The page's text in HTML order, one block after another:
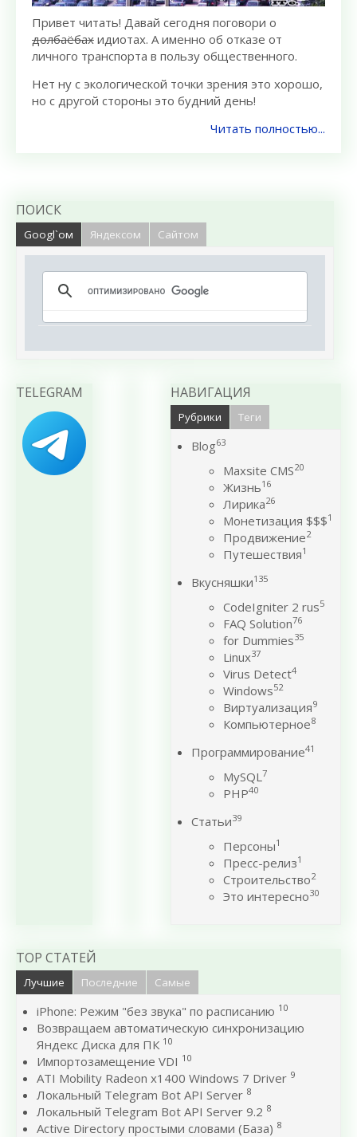
Привет читать! Давай сегодня поговори о
долбаёбах идиотах. А именно об отказе от
личного транспорта в пользу общественного.
Нет ну с экологической точки зрения это хорошо,
но с другой стороны это будний день!
Читать полностью...
ПОИСК
Googl`ом Яндексом Сайтом
TELEGRAM НАВИГАЦИЯ
Рубрики Теги
Blog63
Maxsite CMS20
Жизнь16
Лирика26
Монетизация $$$1
Продвижение2
Путешествия1
Вкусняшки135
CodeIgniter 2 rus5
FAQ Solution76
for Dummies35
Linux37
Virus Detect4
Windows52
Виртуализация9
Компьютерное8
Программирование41
MySQL7
PHP40
Статьи39
Персоны1
Пресс-релиз1
Строительство2
Это интересно30
TOP СТАТЕЙ
Лучшие Последние Самые
iPhone: Режим "без звука" по расписанию 10
Возвращаем автоматическую синхронизацию
Яндекс Диска для ПК 10
Импортозамещение VDI 10
ATI Mobility Radeon x1400 Windows 7 Driver 9
Локальный Telegram Bot API Server 8
Локальный Telegram Bot API Server 9.2 8
Active Directory простыми словами (База) 8